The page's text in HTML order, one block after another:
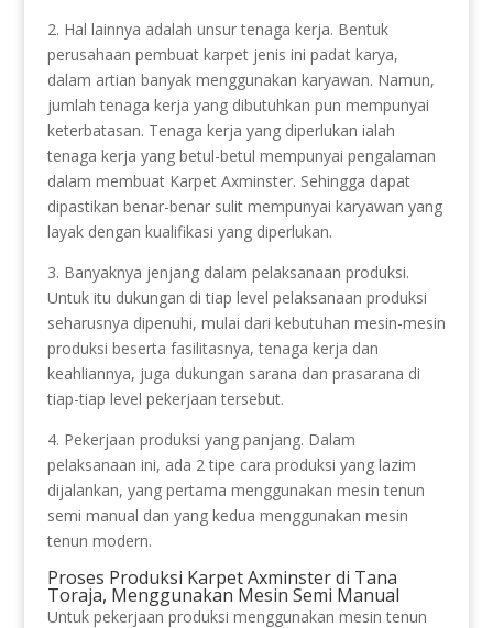
2. Hal lainnya adalah unsur tenaga kerja. Bentuk
perusahaan pembuat karpet jenis ini padat karya,
dalam artian banyak menggunakan karyawan. Namun,
jumlah tenaga kerja yang dibutuhkan pun mempunyai
keterbatasan. Tenaga kerja yang diperlukan ialah
tenaga kerja yang betul-betul mempunyai pengalaman
dalam membuat Karpet Axminster. Sehingga dapat
dipastikan benar-benar sulit mempunyai karyawan yang
layak dengan kualifikasi yang diperlukan.
3. Banyaknya jenjang dalam pelaksanaan produksi.
Untuk itu dukungan di tiap level pelaksanaan produksi
seharusnya dipenuhi, mulai dari kebutuhan mesin-mesin
produksi beserta fasilitasnya, tenaga kerja dan
keahliannya, juga dukungan sarana dan prasarana di
tiap-tiap level pekerjaan tersebut.
4. Pekerjaan produksi yang panjang. Dalam
pelaksanaan ini, ada 2 tipe cara produksi yang lazim
dijalankan, yang pertama menggunakan mesin tenun
semi manual dan yang kedua menggunakan mesin
tenun modern.
Proses Produksi Karpet Axminster di Tana
Toraja, Menggunakan Mesin Semi Manual
Untuk pekerjaan produksi menggunakan mesin tenun